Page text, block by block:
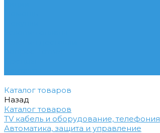
Каталог товаров
Назад
Каталог товаров
TV кабель и оборудование, телефония
Автоматика, защита и управление